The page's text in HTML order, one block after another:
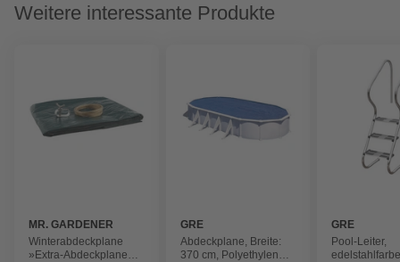
Weitere interessante Produkte
MR. GARDENER
Winterabdeckplane
»Extra-Abdeckplane«,
GRE
Abdeckplane, Breite:
370 cm, Polyethylen
GRE
Pool-Leiter,